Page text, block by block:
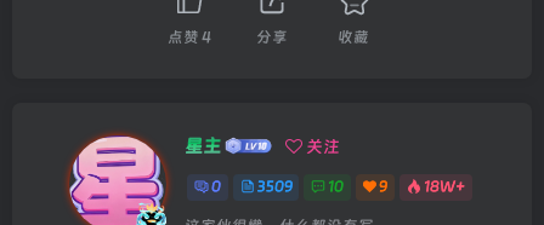
点赞 4 分享 收藏
星主 关注
0 3509 10 9 18W+